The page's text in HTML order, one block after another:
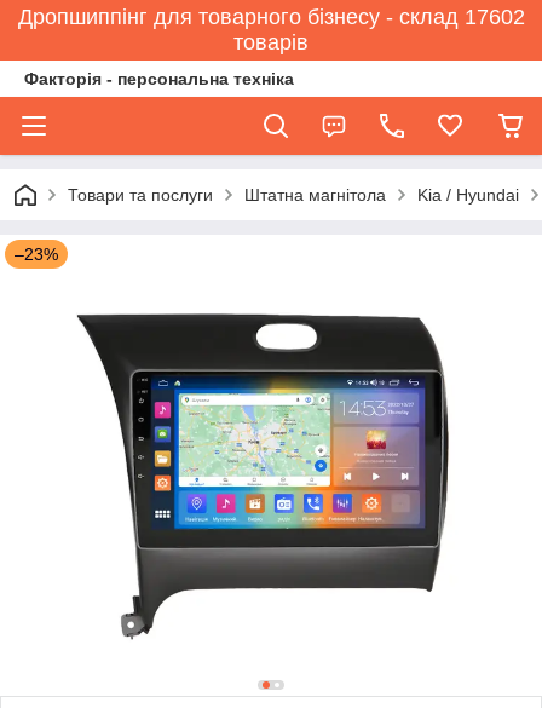
Дропшиппінг для товарного бізнесу - склад 17602
товарів
Факторія - персональна техніка
Товари та послуги Штатна магнітола Kia / Hyundai
–23%